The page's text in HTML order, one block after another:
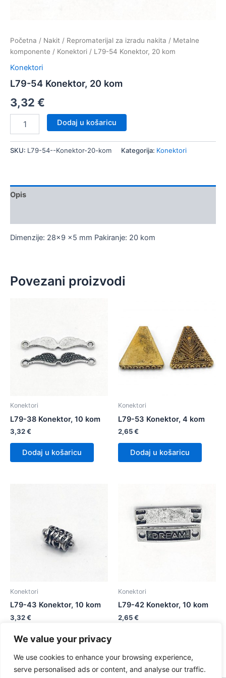
We value your privacy
We use cookies to enhance your browsing experience,
serve personalised ads or content, and analyse our traffic.
Početna / Nakit / Repromaterijal za izradu nakita / Metalne
komponente / Konektori / L79-54 Konektor, 20 kom
Konektori
L79-54 Konektor, 20 kom
3,32 €
20
Dodaj u košaricu
SKU: L79-54--Konektor-20-kom Kategorija: Konektori
Opis
Dimenzije: 28×9 x5 mm Pakiranje: 20 kom
Povezani proizvodi
Konektori
L79-38 Konektor, 10 kom
3,32€
Dodaj u košaricu
Konektori
L79-53 Konektor, 4 kom
2,65€
Dodaj u košaricu
Konektori
L79-43 Konektor, 10 kom
3,32€
Dodaj u košaricu
Konektori
L79-42 Konektor, 10 kom
2,65€